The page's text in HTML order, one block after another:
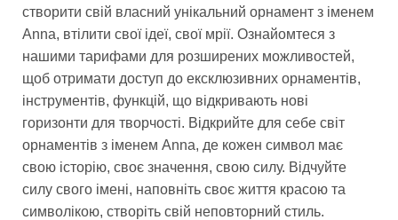
створити свій власний унікальний орнамент з іменем
Anna, втілити свої ідеї, свої мрії. Ознайомтеся з
нашими тарифами для розширених можливостей,
щоб отримати доступ до ексклюзивних орнаментів,
інструментів, функцій, що відкривають нові
горизонти для творчості. Відкрийте для себе світ
орнаментів з іменем Anna, де кожен символ має
свою історію, своє значення, свою силу. Відчуйте
силу свого імені, наповніть своє життя красою та
символікою, створіть свій неповторний стиль.